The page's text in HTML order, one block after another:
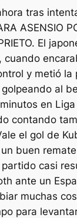
tras
ASENSIO
El
cuando
y metió la
al
en
contando
el gol de
buen
casi
ante un
muchas
para